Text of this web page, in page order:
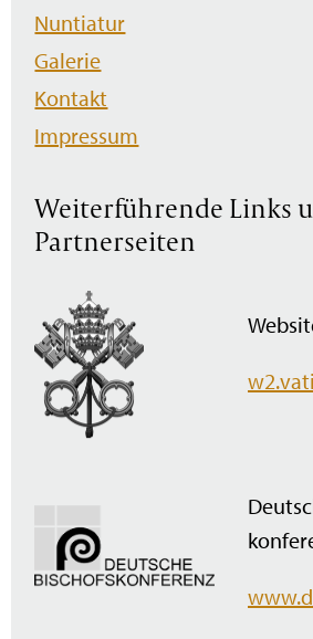
Nuntiatur
Galerie
Kontakt
Impressum
Weiterführende Links
Partnerseiten